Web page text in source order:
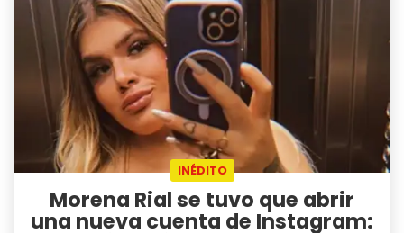
INÉDITO
Morena Rial se tuvo que abrir
una nueva cuenta de Instagram: